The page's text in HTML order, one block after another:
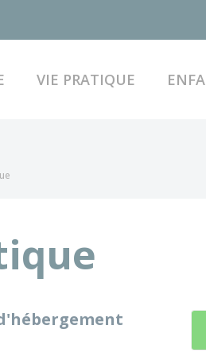
VIE PRATIQUE